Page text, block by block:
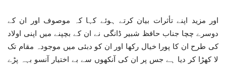
اور مزید اپنے تأثرات بیان کرتے ہوئے کہا کہ موصوف اور ان کے
دوسرے چچا جناب حافظ شبیر ڈانگی نے ان کے بچپنے میں اپنی اولاد
کی طرح ان کا پورا خیال رکھا اور ان کو دبئی میں موجودہ مقام تک
لا کھڑا کر دیا ہے جس پر ان کی آنکھوں سے بے اختیار آنسو بہہ پڑے